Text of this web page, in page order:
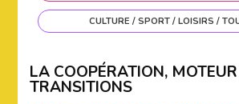
CULTURE / SPORT / LOISIRS /
LA COOPÉRATION,
TRANSITIONS